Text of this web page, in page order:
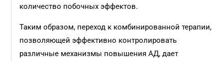
количество побочных эффектов.
Таким образом, переход к комбинированной терапии,
позволяющей эффективно контролировать
различные механизмы повышения АД, дает